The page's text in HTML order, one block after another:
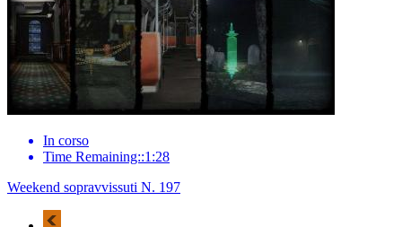
In corso
Time Remaining::1:28
Weekend sopravvissuti N. 197